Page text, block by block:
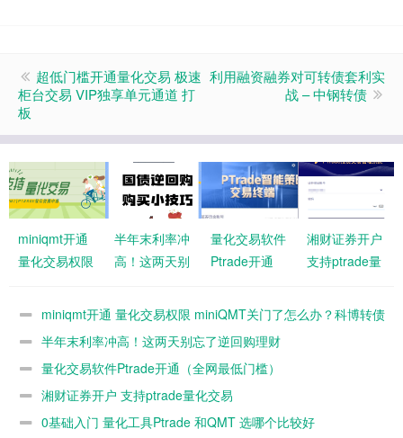
超低门槛开通量化交易 极速
柜台交易 VIP独享单元通道 打
板
利用融资融券对可转债套利实
战 – 中钢转债
miniqmt开通
量化交易权限
了怎么办？科
半年末利率冲
高！这两天别
财
量化交易软件
Ptrade开通
槛）
湘财证券开户
支持ptrade量
miniqmt开通 量化交易权限 miniQMT关门了怎么办？科博转债
发行半年末利率冲高！这两天别忘了逆回购理财
量化交易软件Ptrade开通（全网最低门槛）
湘财证券开户 支持ptrade量化交易
0基础入门 量化工具Ptrade 和QMT 选哪个比较好